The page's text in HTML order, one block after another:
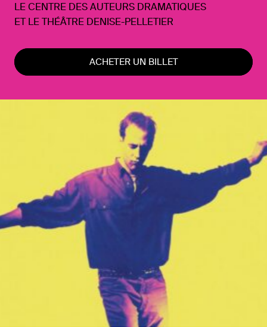
LE CENTRE DES AUTEURS DRAMATIQUES
ET LE THÉÂTRE DENISE-PELLETIER
ACHETER UN BILLET